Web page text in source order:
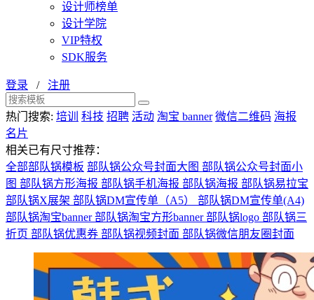
设计师榜单
设计学院
VIP特权
SDK服务
登录 / 注册
热门搜索: 培训 科技 招聘 活动 淘宝 banner 微信二维码 海报
名片
相关已有尺寸推荐：
全部部队锅模板 部队锅公众号封面大图 部队锅公众号封面小
图 部队锅方形海报 部队锅手机海报 部队锅海报 部队锅易拉宝
部队锅X展架 部队锅DM宣传单（A5） 部队锅DM宣传单(A4)
部队锅淘宝banner部队锅淘宝方形banner部队锅logo 部队锅三
折页 部队锅优惠券 部队锅视频封面 部队锅微信朋友圈封面